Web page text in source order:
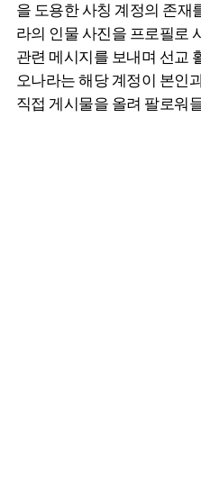
을 도용한 사칭 계정의 존재
라의 인물 사진을 프로필로
관련 메시지를 보내며 선교
오나라는 해당 계정이 본인
직접 게시물을 올려 팔로워